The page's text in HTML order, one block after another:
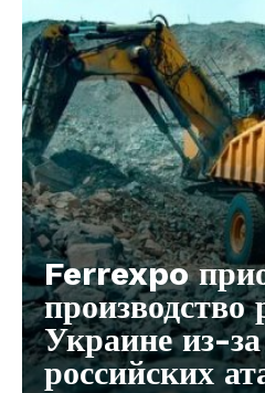
Ferrexpo
производство
Украине из-
российских